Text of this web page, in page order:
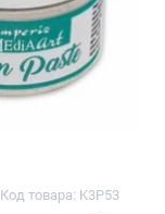
Код товара: K3P53